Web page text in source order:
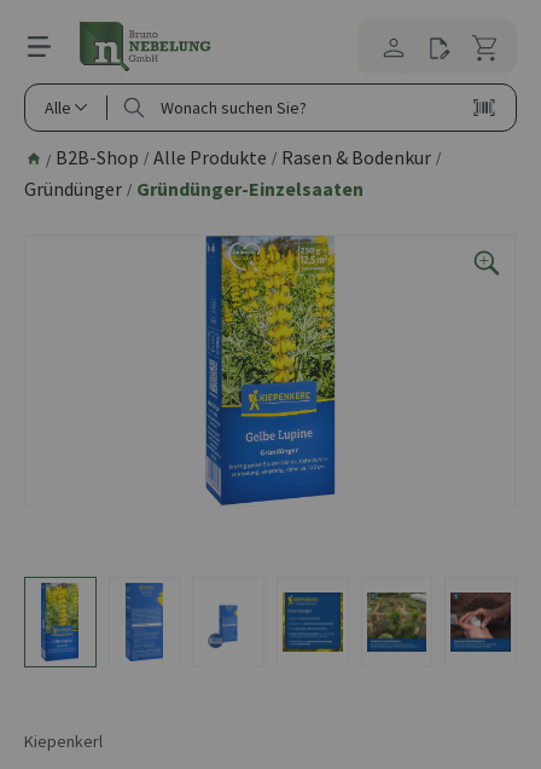
springen
Alle
/ B2B-Shop / Alle Produkte / Rasen & Bodenkur /
Gründünger / Gründünger-Einzelsaaten
Kiepenkerl